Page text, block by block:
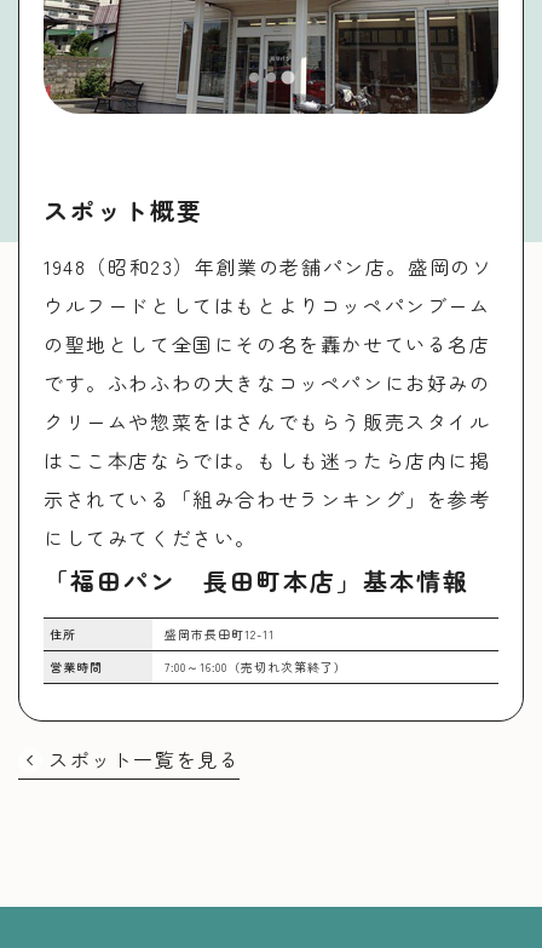
スポット概要
1948（昭和23）年創業の老舗パン店。盛岡のソ
ウルフードとしてはもとよりコッペパンブーム
の聖地として全国にその名を轟かせている名店
です。ふわふわの大きなコッペパンにお好みの
クリームや惣菜をはさんでもらう販売スタイル
はここ本店ならでは。もしも迷ったら店内に掲
示されている「組み合わせランキング」を参考
にしてみてください。
「福田パン 長田町本店」基本情報
住所
盛岡市長田町12-11
営業時間
7:00～16:00（売切れ次第終了）
スポット一覧を見る